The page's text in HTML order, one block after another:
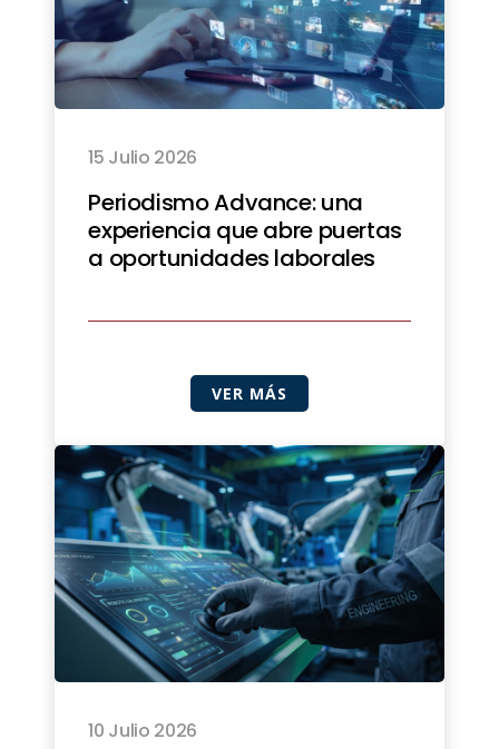
15 Julio 2026
Periodismo Advance: una
experiencia que abre puertas
a oportunidades laborales
VER MÁS
10 Julio 2026